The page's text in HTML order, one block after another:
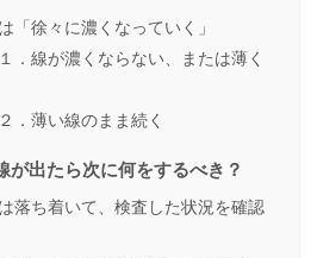
「徐々に濃くなっていく」
．線が濃くならない、または薄く
．薄い線のまま続く
が出たら次に何をするべき？
落ち着いて、検査した状況を確認